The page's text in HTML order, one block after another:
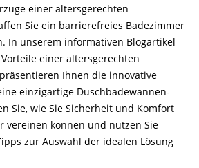
einer altersgerechten
Sie ein barrierefreies Badezimmer
In unserem informativen Blogartikel
einer altersgerechten
Ihnen die innovative
einzigartige Duschbadewannen-
Sie, wie Sie Sicherheit und Komfort
vereinen können und nutzen Sie
zur Auswahl der idealen Lösung